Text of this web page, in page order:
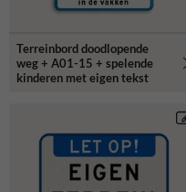
Terreinbord doodlopende
weg + A01-15 + spelende
kinderen met eigen tekst